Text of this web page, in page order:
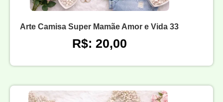
Arte Camisa Super Mamãe Amor e Vida 33
R$: 20,00